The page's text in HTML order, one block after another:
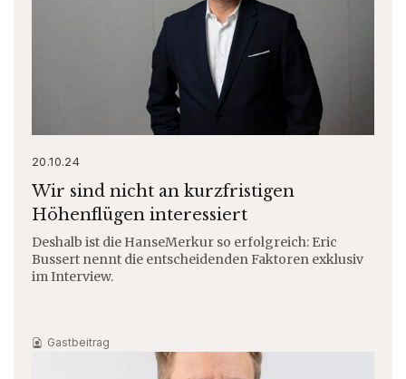
20.10.24
Wir sind nicht an kurzfristigen
Höhenflügen interessiert
Deshalb ist die HanseMerkur so erfolgreich: Eric
Bussert nennt die entscheidenden Faktoren exklusiv
im Interview.
Gastbeitrag